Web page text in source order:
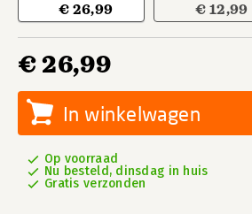
€ 26,99 € 12,99
€ 26,99
In winkelwagen
Op voorraad
Nu besteld, dinsdag in huis
Gratis verzonden